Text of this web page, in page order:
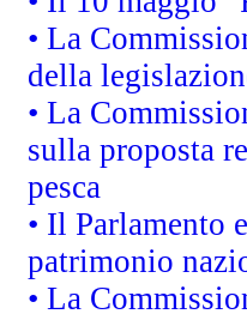
• La
della
• La
sulla proposta
pesca
• Il Parlamento
patrimonio
• La